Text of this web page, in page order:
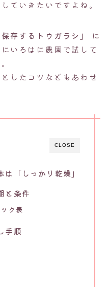
ていきたいですよね。
存するトウガラシ」
に
いろはに農園で試して
したコツなどもあわせ
CLOSE
「しっかり乾燥」
と条件
ク表
手順